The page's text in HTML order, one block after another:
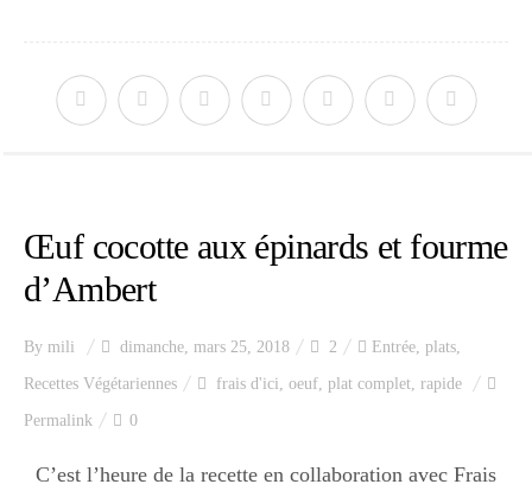
Œuf cocotte aux épinards et fourme
d’Ambert
By mili dimanche, mars 25, 2018 2 Entrée, plats,
Recettes Végétariennes frais d'ici, oeuf, plat complet, rapide
Permalink 0
C’est l’heure de la recette en collaboration avec Frais